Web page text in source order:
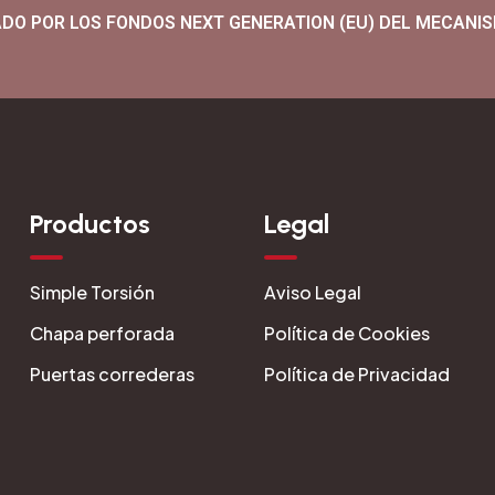
POR LOS FONDOS NEXT GENERATION (EU) DEL
Productos
Simple Torsión
Chapa perforada
Puertas correderas
Legal
Aviso Legal
Política de Cookies
Política de Privacidad